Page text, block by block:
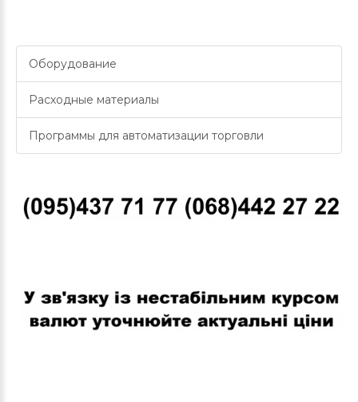
Оборудование
Расходные материалы
Программы для автоматизации торговли